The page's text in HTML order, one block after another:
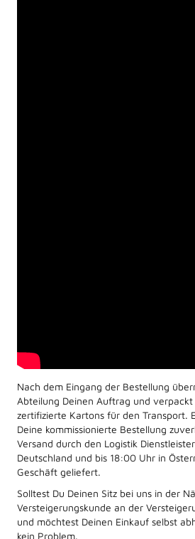
Nach dem Eingang der Bestellung
Abteilung Deinen Auftrag und
zertifizierte Kartons für den Transport.
Deine kommissionierte Bestellung
Versand durch den Logistik
Deutschland und bis 18:00 Uhr in
Geschäft geliefert.
Solltest Du Deinen Sitz bei uns in der
Versteigerungskunde an der
und möchtest Deinen Einkauf selbst
kein Problem.